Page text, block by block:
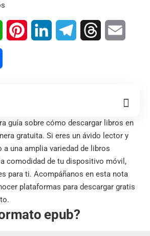
WhatsAppPinterest LinkedIn TelegramThreads
guía sobre cómo descargar libros en
gratuita. Si eres un ávido lector y
a una amplia variedad de libros
comodidad de tu dispositivo móvil,
para ti. Acompáñanos en esta nota
plataformas para descargar gratis
epub?